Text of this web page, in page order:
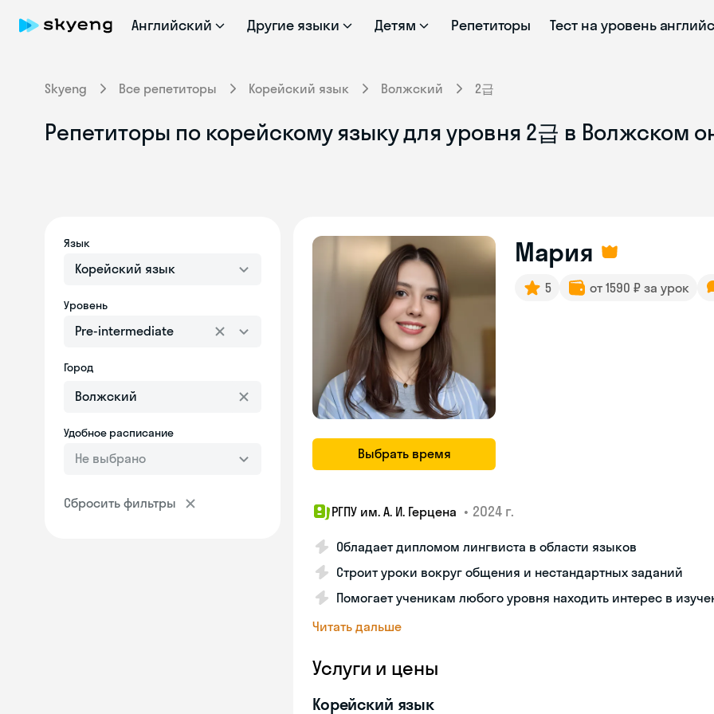
Английский Другие языки Детям Репетиторы Тест на уровень
Skyeng Все репетиторы Корейский язык Волжский 2급
Репетиторы по корейскому языку для уровня 2급 в Волжском
Язык
Корейский язык
Уровень
Pre-intermediate
Город
Удобное расписание
Не выбрано
Сбросить фильтры
Выбрать время
Мария
5 от 1590 ₽ за урок
РГПУ им. А. И. Герцена • 2024 г.
Обладает дипломом лингвиста в области языков
Строит уроки вокруг общения и нестандартных заданий
Помогает ученикам любого уровня находить интерес в
Читать дальше
Услуги и цены
Корейский язык